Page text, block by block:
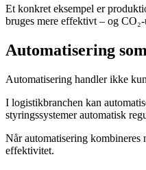
Et konkret eksempel er
bruges mere effektivt – og
Automatisering
Automatisering handler ikke
I logistikbranchen kan
styringssystemer automatisk
Når automatisering kombineres
effektivitet.